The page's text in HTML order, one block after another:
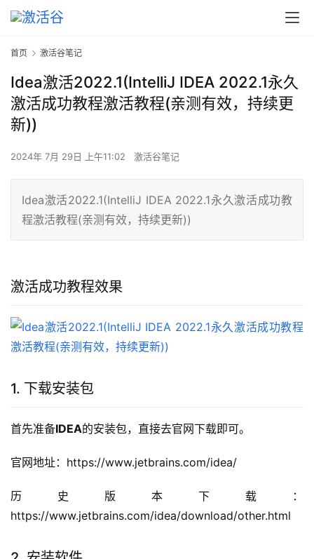
首页 激活谷笔记
Idea激活2022.1(IntelliJ IDEA 2022.1永久
激活成功教程激活教程(亲测有效，持续更
新))
2024年 7月 29日 上午11:02 激活谷笔记
Idea激活2022.1(IntelliJ IDEA 2022.1永久激活成功教
程激活教程(亲测有效，持续更新))
激活成功教程效果
1. 下载安装包
首先准备IDEA的安装包，直接去官网下载即可。
官网地址：https://www.jetbrains.com/idea/
历史版本下载：
https://www.jetbrains.com/idea/download/other.html